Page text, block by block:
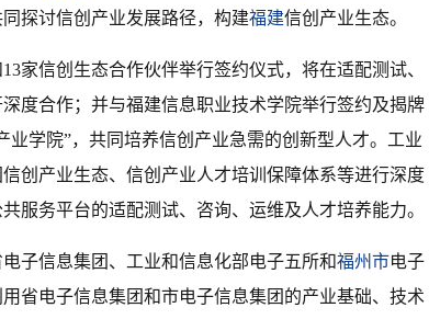
探讨信创产业发展路径，构建福建信创产业生态。
家信创生态合作伙伴举行签约仪式，将在适配测试、
度合作；并与福建信息职业技术学院举行签约及揭牌
业学院”，共同培养信创产业急需的创新型人才。工业
创产业生态、信创产业人才培训保障体系等进行深度
服务平台的适配测试、咨询、运维及人才培养能力。
子信息集团、工业和信息化部电子五所和福州市电子
省电子信息集团和市电子信息集团的产业基础、技术